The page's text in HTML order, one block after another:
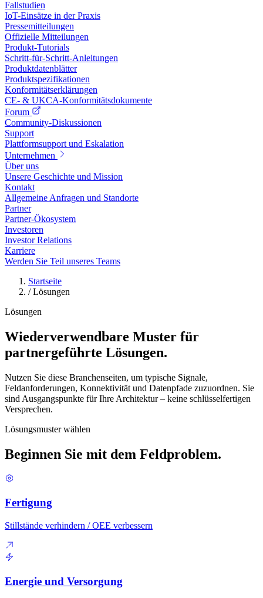
Fallstudien
IoT-Einsätze in der Praxis
Pressemitteilungen
Offizielle Mitteilungen
Produkt-Tutorials
Schritt-für-Schritt-Anleitungen
Produktdatenblätter
Produktspezifikationen
Konformitätserklärungen
CE- & UKCA-Konformitätsdokumente
Forum
Community-Diskussionen
Support
Plattformsupport und Eskalation
Unternehmen
Über uns
Unsere Geschichte und Mission
Kontakt
Allgemeine Anfragen und Standorte
Partner
Partner-Ökosystem
Investoren
Investor Relations
Karriere
Werden Sie Teil unseres Teams
Startseite
/ Lösungen
Lösungen
Wiederverwendbare Muster für
partnergeführte Lösungen.
Nutzen Sie diese Branchenseiten, um typische Signale,
Feldanforderungen, Konnektivität und Datenpfade zuzuordnen. Sie
sind Ausgangspunkte für Ihre Architektur – keine schlüsselfertigen
Versprechen.
Lösungsmuster wählen
Beginnen Sie mit dem Feldproblem.
Fertigung
Stillstände verhindern / OEE verbessern
Energie und Versorgung